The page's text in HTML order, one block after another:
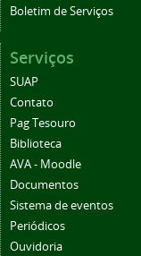
Boletim de Serviços
Serviços
SUAP
Contato
Pag Tesouro
Biblioteca
AVA - Moodle
Documentos
Sistema de eventos
Periódicos
Ouvidoria